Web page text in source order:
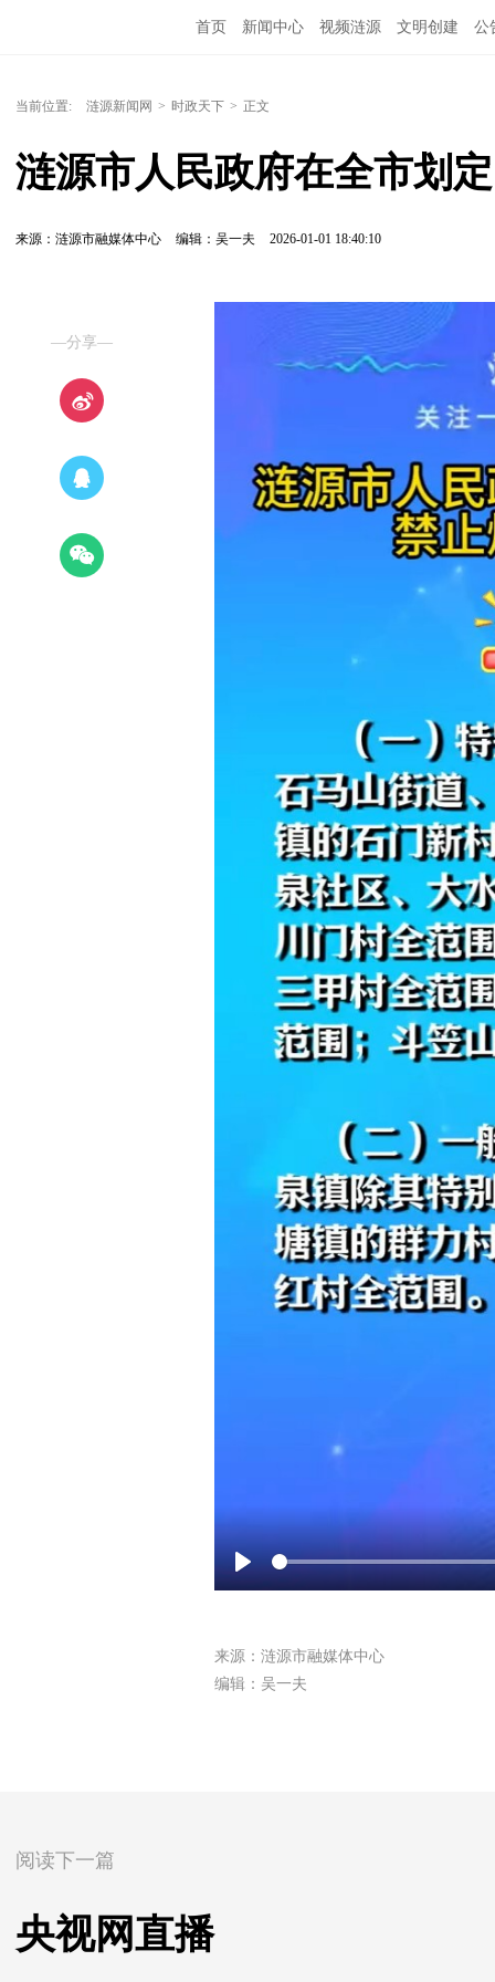
首页 新闻中心 视频涟源 文明创建 公
当前位置: 涟源新闻网 > 时政天下 > 正文
涟源市人民政府在全市划
来源：涟源市融媒体中心 编辑：吴一夫 2026-01-01 18:40:10
—分享—
Play
来源：涟源市融媒体中心
编辑：吴一夫
阅读下一篇
央视网直播